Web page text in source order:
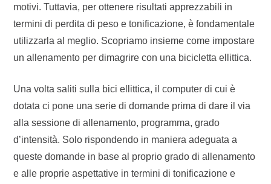
motivi. Tuttavia, per ottenere risultati apprezzabili in
termini di perdita di peso e tonificazione, è fondamentale
utilizzarla al meglio. Scopriamo insieme come impostare
un allenamento per dimagrire con una bicicletta ellittica.
Una volta saliti sulla bici ellittica, il computer di cui è
dotata ci pone una serie di domande prima di dare il via
alla sessione di allenamento, programma, grado
d’intensità. Solo rispondendo in maniera adeguata a
queste domande in base al proprio grado di allenamento
e alle proprie aspettative in termini di tonificazione e